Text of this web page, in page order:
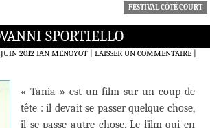
FESTIVAL CÔTÉ COURT
SPORTIELLO
2012 IAN MENOYOT LAISSER UN COMMENTAIRE|
« Tania » est un film sur un coup de
tête : il devait se passer quelque chose,
il se passe autre chose. Le film qui en